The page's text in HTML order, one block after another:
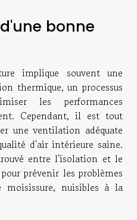
bonne
implique souvent une
thermique, un processus
les performances
Cependant, il est tout
une ventilation adéquate
d'air intérieure saine.
entre l'isolation et le
prévenir les problèmes
nuisibles à la